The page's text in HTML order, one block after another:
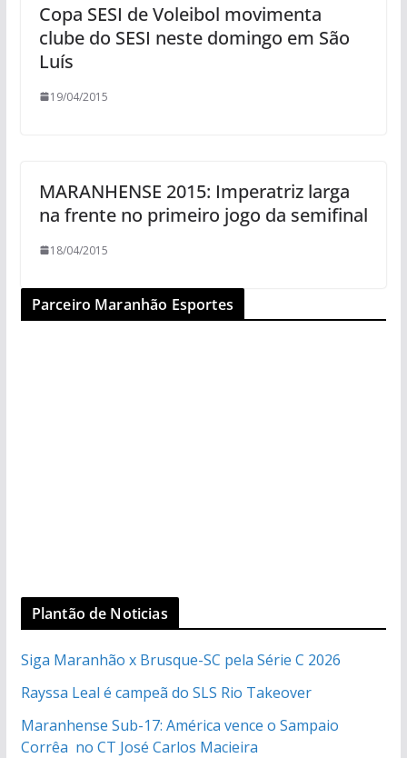
Copa SESI de Voleibol movimenta
clube do SESI neste domingo em São
Luís
19/04/2015
MARANHENSE 2015: Imperatriz larga
na frente no primeiro jogo da semifinal
18/04/2015
Parceiro Maranhão Esportes
Plantão de Noticias
Siga Maranhão x Brusque-SC pela Série C 2026
Rayssa Leal é campeã do SLS Rio Takeover
Maranhense Sub-17: América vence o Sampaio
Corrêa no CT José Carlos Macieira